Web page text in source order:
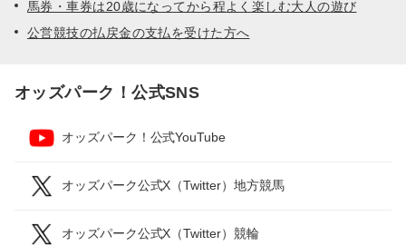
馬券・車券は20歳になってから程よく楽しむ大人の遊び
公営競技の払戻金の支払を受けた方へ
オッズパーク！公式SNS
オッズパーク！公式YouTube
オッズパーク公式X（Twitter）地方競馬
オッズパーク公式X（Twitter）競輪